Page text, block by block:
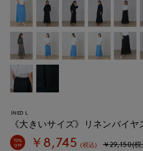
INED L
《大きいサイズ》リネンバイヤ
70%
OFF
￥8,745 (税込) ￥29,150(